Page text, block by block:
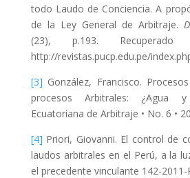
todo Laudo de Conciencia. A
de la Ley General de Arbitraje.
(23), p.193.
http://revistas.pucp.edu.pe/
[3] González, Francisco.
procesos Arbitrales: ¿Agua
Ecuatoriana de Arbitraje • No. 6 •
[4] Priori, Giovanni. El control de
laudos arbitrales en el Perú, a la
el precedente vinculante 142-2011-